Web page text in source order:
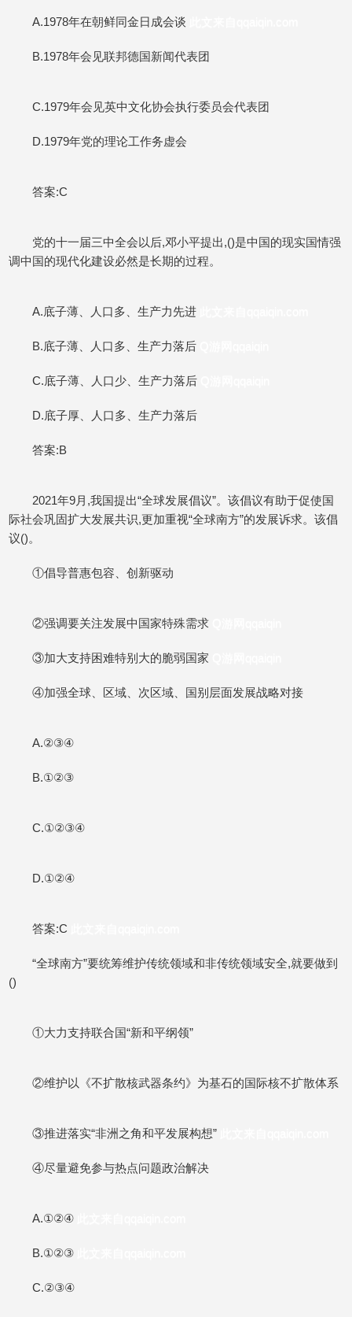
A.1978年在朝鲜同金日成会谈
B.1978年会见联邦德国新闻代表团
C.1979年会见英中文化协会执行委员会代表团
D.1979年党的理论工作务虚会
答案:C
党的十一届三中全会以后,邓小平提出,()是中国的现实国情强
调中国的现代化建设必然是长期的过程。
A.底子薄、人口多、生产力先进
B.底子薄、人口多、生产力落后
C.底子薄、人口少、生产力落后
D.底子厚、人口多、生产力落后
答案:B
2021年9月,我国提出“全球发展倡议”。该倡议有助于促使国
际社会巩固扩大发展共识,更加重视“全球南方”的发展诉求。该倡
议()。
①倡导普惠包容、创新驱动
②强调要关注发展中国家特殊需求
③加大支持困难特别大的脆弱国家
④加强全球、区域、次区域、国别层面发展战略对接
A.②③④
B.①②③
C.①②③④
D.①②④
答案:C
“全球南方”要统筹维护传统领域和非传统领域安全,就要做到
()
①大力支持联合国“新和平纲领”
②维护以《不扩散核武器条约》为基石的国际核不扩散体系
③推进落实“非洲之角和平发展构想”
④尽量避免参与热点问题政治解决
A.①②④
B.①②③
C.②③④